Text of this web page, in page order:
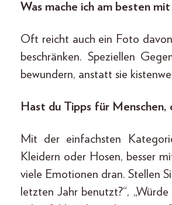
Was mache ich am besten
Oft reicht auch ein Foto
beschränken. Speziellen
bewundern, anstatt sie
Hast du Tipps für Menschen,
Mit der einfachsten
Kleidern oder Hosen, besser
viele Emotionen dran. Stellen
letzten Jahr benutzt?“,